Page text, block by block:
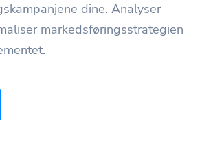
dine. Analyser
markedsføringsstrategien